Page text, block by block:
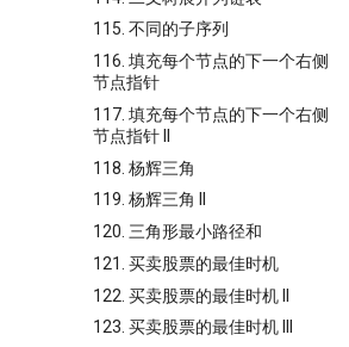
115. 不同的子序列
116. 填充每个节点的下一个右侧
节点指针
117. 填充每个节点的下一个右侧
节点指针 II
118. 杨辉三角
119. 杨辉三角 II
120. 三角形最小路径和
121. 买卖股票的最佳时机
122. 买卖股票的最佳时机 II
123. 买卖股票的最佳时机 III